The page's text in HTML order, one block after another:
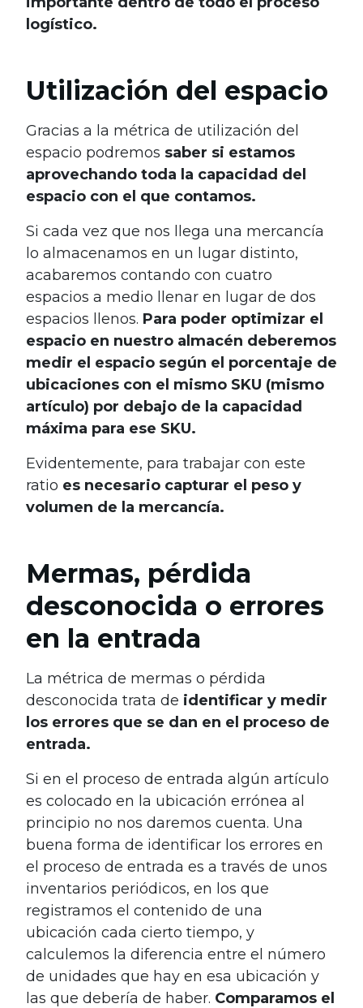
logístico.
Utilización del espacio
Gracias a la métrica de utilización del
espacio podremos saber si estamos
aprovechando toda la capacidad del
espacio con el que contamos.
Si cada vez que nos llega una mercancía
lo almacenamos en un lugar distinto,
acabaremos contando con cuatro
espacios a medio llenar en lugar de dos
espacios llenos. Para poder optimizar el
espacio en nuestro almacén deberemos
medir el espacio según el porcentaje de
ubicaciones con el mismo SKU (mismo
artículo) por debajo de la capacidad
máxima para ese SKU.
Evidentemente, para trabajar con este
ratio es necesario capturar el peso y
volumen de la mercancía.
Mermas, pérdida
desconocida o errores
en la entrada
La métrica de mermas o pérdida
desconocida trata de identificar y medir
los errores que se dan en el proceso de
entrada.
Si en el proceso de entrada algún artículo
es colocado en la ubicación errónea al
principio no nos daremos cuenta. Una
buena forma de identificar los errores en
el proceso de entrada es a través de unos
inventarios periódicos, en los que
registramos el contenido de una
ubicación cada cierto tiempo, y
calculemos la diferencia entre el número
de unidades que hay en esa ubicación y
las que debería de haber. Comparamos el